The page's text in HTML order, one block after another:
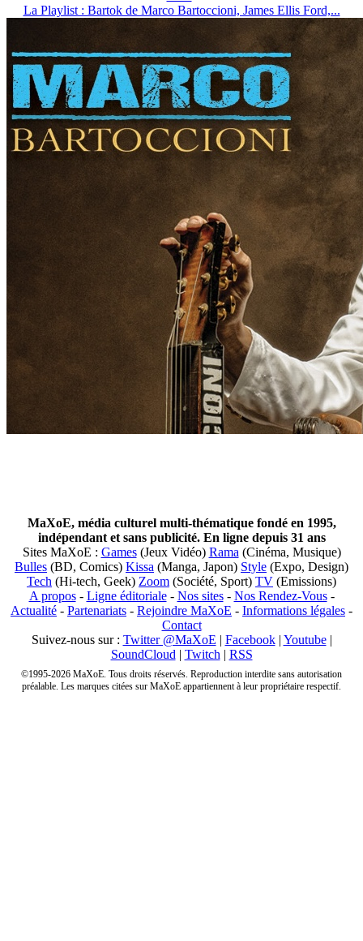
La Playlist : Bartok de Marco Bartoccioni, James Ellis Ford,...
MaXoE, média culturel multi-thématique fondé en 1995,
indépendant et sans publicité. En ligne depuis 31 ans
Sites MaXoE : Games(Jeux Vidéo) Rama (Cinéma, Musique)
Bulles (BD, Comics) Kissa (Manga, Japon) Style (Expo, Design)
Tech (Hi-tech, Geek) Zoom (Société, Sport) TV (Emissions)
A propos- Ligne éditoriale- Nos sites- Nos Rendez-Vous-
Actualité - Partenariats - Rejoindre MaXoE - Informations légales -
Contact
Suivez-nous sur : Twitter @MaXoE | Facebook| Youtube|
SoundCloud | Twitch | RSS
©1995-2026 MaXoE. Tous droits réservés. Reproduction interdite sans autorisation
préalable. Les marques citées sur MaXoE appartiennent à leur propriétaire respectif.